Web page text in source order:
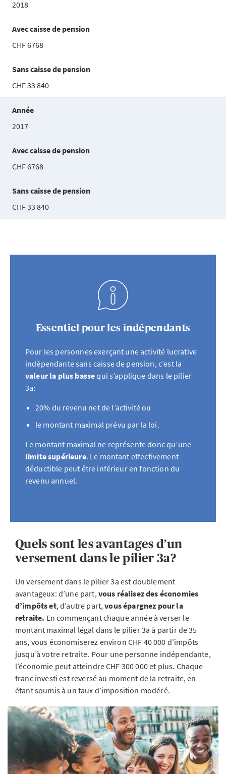
2018
Avec caisse de pension
CHF 6768
Sans caisse de pension
CHF 33 840
Année
2017
Avec caisse de pension
CHF 6768
Sans caisse de pension
CHF 33 840
Essentiel pour les indépendants
Pour les personnes exerçant une activité lucrative
indépendante sans caisse de pension, c’est la
valeur la plus bassequi s’applique dans le pilier
3a:
20% du revenu net de l’activité ou
le montant maximal prévu par la loi.
Le montant maximal ne représente donc qu’une
limite supérieure. Le montant effectivement
déductible peut être inférieur en fonction du
revenu annuel.
Quels sont les avantages d’un
versement dans le pilier 3a?
Un versement dans le pilier 3a est doublement
avantageux: d’une part,vous réalisez des économies
d’impôts et, d’autre part,vous épargnez pour la
retraite. En commençant chaque année à verser le
montant maximal légal dans le pilier 3a à partir de 35
ans, vous économiserez environ CHF 40 000 d’impôts
jusqu’à votre retraite. Pour une personne indépendante,
l’économie peut atteindre CHF 300 000 et plus. Chaque
franc investi est reversé au moment de la retraite, en
étant soumis à un taux d’imposition modéré.